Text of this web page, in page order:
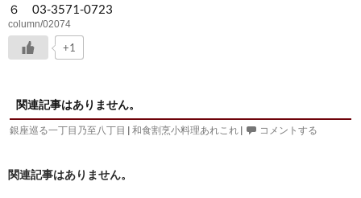
６ 03-3571-0723
column/02074
+1
関連記事はありません。
銀座巡る一丁目乃至八丁目 | 和食割烹小料理あれこれ | コメントする
関連記事はありません。